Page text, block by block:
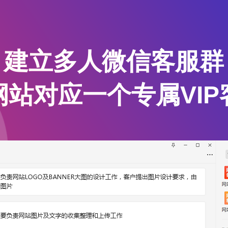
建立多人微信客服群
站对应一个专属VIP